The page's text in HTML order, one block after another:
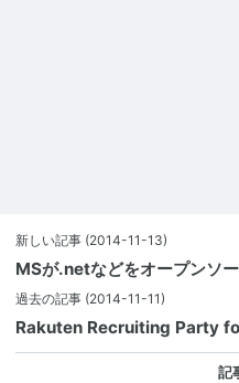
新しい記事 (2014-11-13)
MSが.netなどをオープンソ
過去の記事 (2014-11-11)
Rakuten Recruiting Party
記